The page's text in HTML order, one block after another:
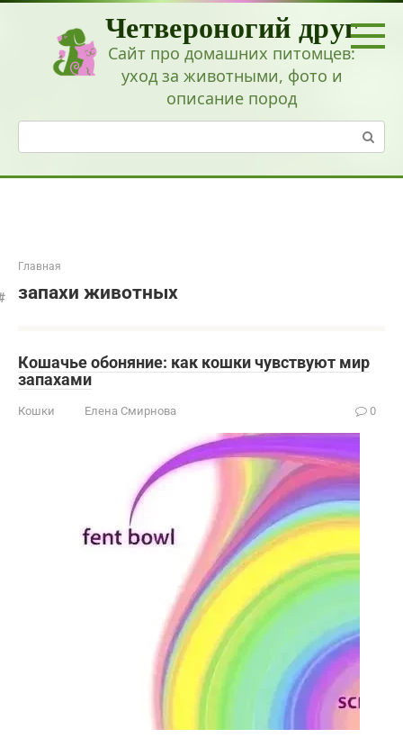
Перейти
Четвероногий друг
Сайт про домашних питомцев:
уход за животными, фото и
описание пород
Поиск:
Главная
запахи животных
Кошачье обоняние: как кошки чувствуют мир
запахами
Кошки Елена Смирнова 0